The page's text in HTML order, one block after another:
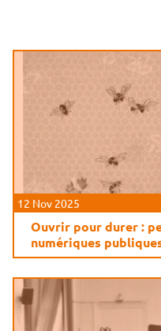
12 Nov 2025
Ouvrir pour durer :
numériques